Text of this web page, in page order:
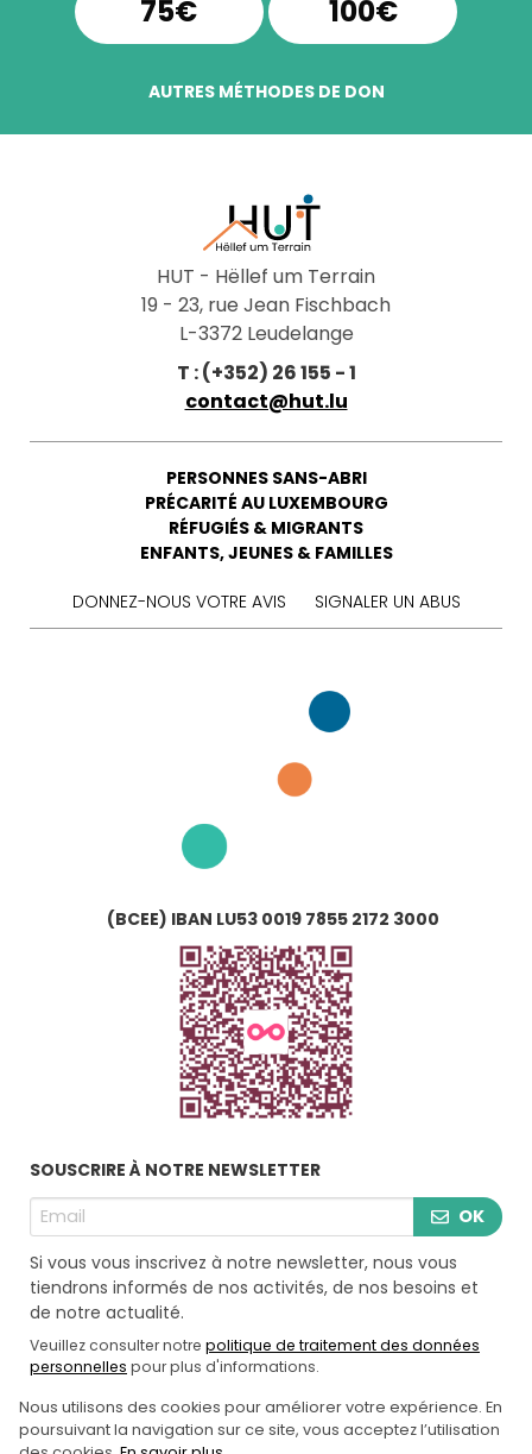
75€
100€
AUTRES MÉTHODES DE DON
HUT - Hëllef um Terrain
19 - 23, rue Jean Fischbach
L-3372 Leudelange
T : (+352) 26 155 - 1
contact@hut.lu
PERSONNES SANS-ABRI
PRÉCARITÉ AU LUXEMBOURG
RÉFUGIÉS & MIGRANTS
ENFANTS, JEUNES & FAMILLES
DONNEZ-NOUS VOTRE AVIS SIGNALER UN ABUS
(BCEE) IBAN LU53 0019 7855 2172 3000
SOUSCRIRE À NOTRE NEWSLETTER
OK
Si vous vous inscrivez à notre newsletter, nous vous
tiendrons informés de nos activités, de nos besoins et
de notre actualité.
Veuillez consulter notre politique de traitement des données
personnelles pour plus d'informations.
CONDITIONS GÉNÉRALES D'UTILISATION
Nous utilisons des cookies pour améliorer votre expérience. En
poursuivant la navigation sur ce site, vous acceptez l’utilisation